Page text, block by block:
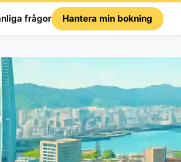
frågor Hantera min bokning
-